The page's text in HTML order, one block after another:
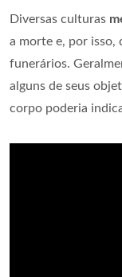
Diversas culturas
a morte e, por isso,
funerários.
alguns de seus
corpo poderia